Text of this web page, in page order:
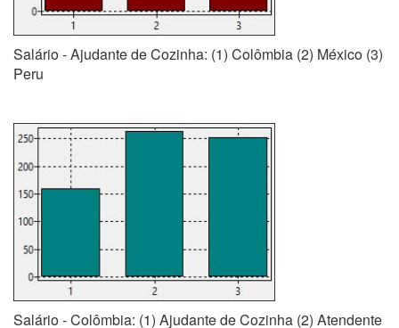
Salário - Ajudante de Cozinha: (1) Colômbia (2) México (3)
Peru
Salário - Colômbia: (1) Ajudante de Cozinha (2) Atendente